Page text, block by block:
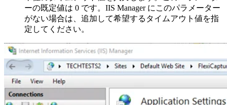
ーの既定値は 0 です。IIS Manager にこのパラメーター
がない場合は、追加して希望するタイムアウト値を指
定してください。